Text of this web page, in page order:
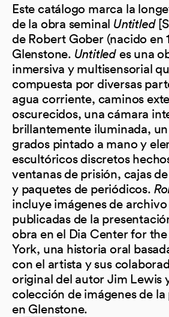
Este catálogo marca la
de la obra seminal Untitled
de Robert Gober (nacido en
Glenstone. Untitledes una
inmersiva y multisensorial
compuesta por diversas
agua corriente, caminos
oscurecidos, una cámara
brillantemente iluminada,
grados pintado a mano y
escultóricos discretos
ventanas de prisión, cajas
y paquetes de periódicos.
incluye imágenes de
publicadas de la
obra en el Dia Center for
York, una historia oral
con el artista y sus
original del autor Jim Lewis
colección de imágenes de la
en Glenstone.